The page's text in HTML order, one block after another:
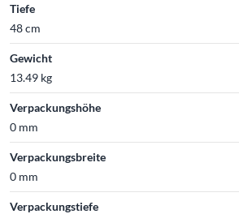
Tiefe
48 cm
Gewicht
13.49 kg
Verpackungshöhe
0 mm
Verpackungsbreite
0 mm
Verpackungstiefe